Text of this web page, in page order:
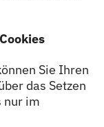
Sie Ihren
das Setzen
nur im